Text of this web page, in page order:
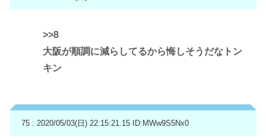
>>8
大阪が順調に減らしてるから悔しそうだなトン
キン
75 : 2020/05/03(日) 22:15:21.15 ID:MWw9S5Nx0